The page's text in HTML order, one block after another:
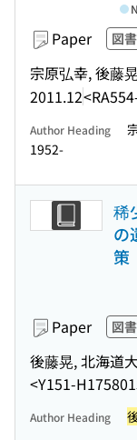
Paper 図書
宗原弘幸, 後藤
2011.12
Author Heading
1952-
稀
の
策
Paper 図書
後藤晃, 北海道
<Y151-
Author Heading